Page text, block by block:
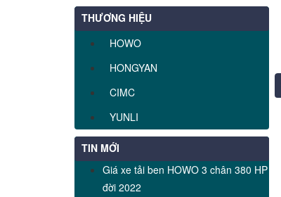
THƯƠNG HIỆU
HOWO
HONGYAN
CIMC
YUNLI
TIN MỚI
Giá xe tải ben HOWO 3 chân 380 HP
đời 2022